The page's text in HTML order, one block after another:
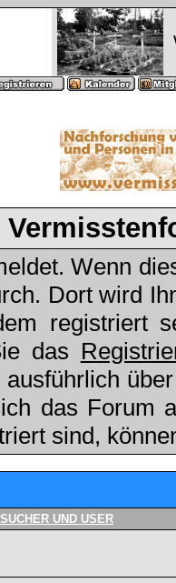
Wenn
Dort wird
registriert
das
das Forum
sind,
UND USER